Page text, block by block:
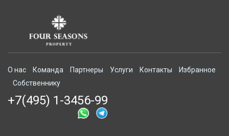
О нас Команда Партнеры Услуги Контакты
Избранное
Собственнику
+7(495) 1-3456-99